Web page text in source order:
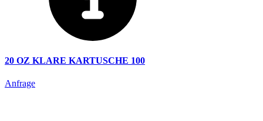
20 OZ KLARE KARTUSCHE 100
Anfrage